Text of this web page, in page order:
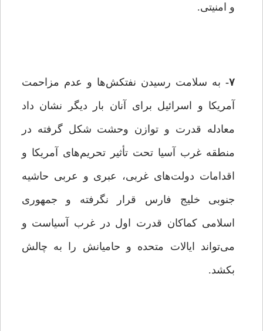
و امنیتی.
۷- به سلامت رسیدن نفتکش‌ها و عدم مزاحمت
آمریکا و اسرائیل برای آنان بار دیگر نشان داد
معادله قدرت و توازن وحشت شکل گرفته در
منطقه غرب آسیا تحت تأثیر تحریم‌های آمریکا و
اقدامات دولت‌های غربی، عبری و عربی حاشیه
جنوبی خلیج فارس قرار نگرفته و جمهوری
اسلامی کماکان قدرت اول در غرب آسیاست و
می‌تواند ایالات متحده و حامیانش را به چالش
بکشد.